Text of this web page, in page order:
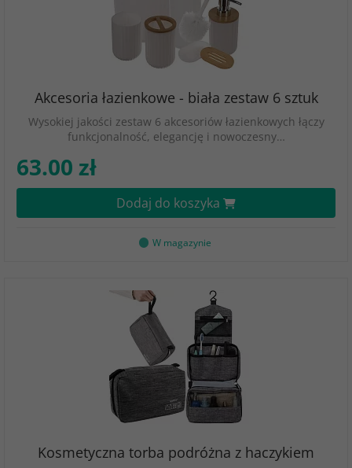
Akcesoria łazienkowe - biała zestaw 6 sztuk
Wysokiej jakości zestaw 6 akcesoriów łazienkowych łączy
funkcjonalność, elegancję i nowoczesny…
63.00 zł
Dodaj do koszyka
W magazynie
Kosmetyczna torba podróżna z haczykiem